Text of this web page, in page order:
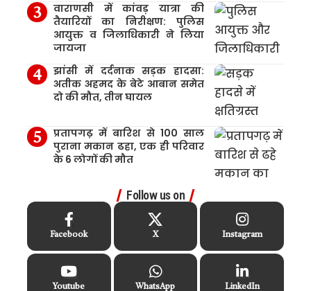
वाराणसी में कांवड़ यात्रा की
तैयारियों का निरीक्षण: पुलिस
आयुक्त व जिलाधिकारी ने लिया
जायजा
झांसी में दर्दनाक सड़क हादसा:
अतीक अहमद के बेटे आबान समेत
दो की मौत, तीन घायल
प्रतापगढ़ में बारिश से 100 साल
पुराना मकान ढहा, एक ही परिवार
के 6 लोगों की मौत
Follow us on
Facebook X Instagram
Youtube WhatsApp LinkedIn